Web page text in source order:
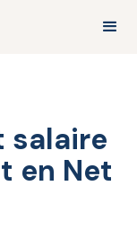
salaire
en Net